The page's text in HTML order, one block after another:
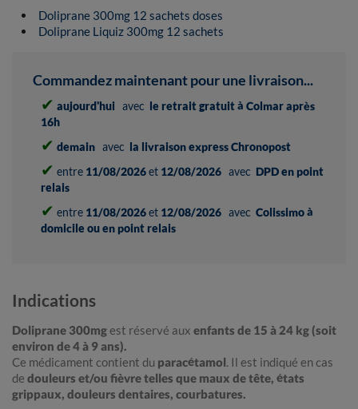
Doliprane 300mg 12 sachets doses
Doliprane Liquiz 300mg 12 sachets
Commandez maintenant pour une livraison...
✔ aujourd'hui avec le retrait gratuit à Colmar après
16h
✔ demain avec la livraison express Chronopost
✔ entre 11/08/2026et 12/08/2026 avec DPD en point
relais
✔ entre 11/08/2026et 12/08/2026 avec Colissimo à
domicile ou en point relais
Indications
Doliprane 300mgest réservé aux enfants de 15 à 24 kg (soit
environ de 4 à 9 ans).
Ce médicament contient du paracétamol. Il est indiqué en cas
de douleurs et/ou fièvre telles que maux de tête, états
grippaux, douleurs dentaires, courbatures.